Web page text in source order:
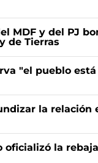
MDF y del PJ
de Tierras
"el pueblo
la relación
la